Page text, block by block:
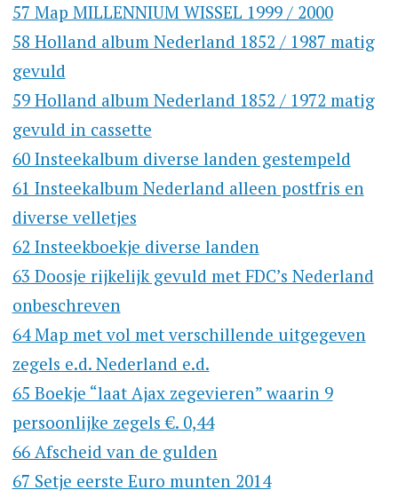
57 Map MILLENNIUM WISSEL 1999 / 2000
58 Holland album Nederland 1852 / 1987 matig
gevuld
59 Holland album Nederland 1852 / 1972 matig
gevuld in cassette
60 Insteekalbum diverse landen gestempeld
61 Insteekalbum Nederland alleen postfris en
diverse velletjes
62 Insteekboekje diverse landen
63 Doosje rijkelijk gevuld met FDC’s Nederland
onbeschreven
64 Map met vol met verschillende uitgegeven
zegels e.d. Nederland e.d.
65 Boekje “laat Ajax zegevieren” waarin 9
persoonlijke zegels €. 0,44
66 Afscheid van de gulden
67 Setje eerste Euro munten 2014